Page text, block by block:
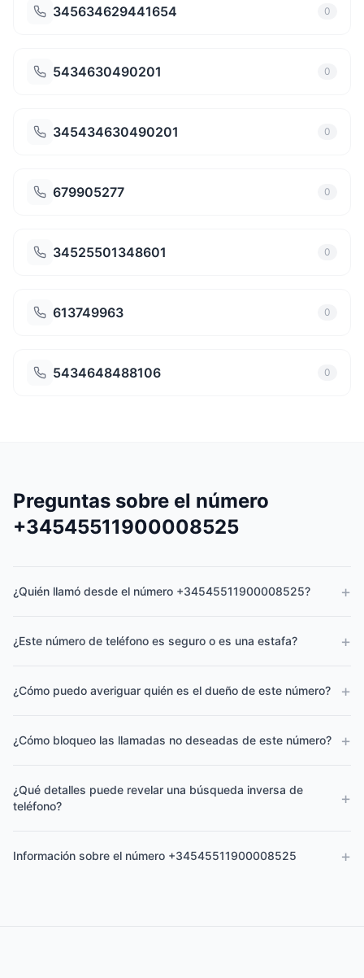
345634629441654 0
5434630490201 0
345434630490201 0
679905277 0
34525501348601 0
613749963 0
5434648488106 0
Preguntas sobre el número
+34545511900008525
¿Quién llamó desde el número +34545511900008525? +
¿Este número de teléfono es seguro o es una estafa? +
¿Cómo puedo averiguar quién es el dueño de este número? +
¿Cómo bloqueo las llamadas no deseadas de este número? +
¿Qué detalles puede revelar una búsqueda inversa de
teléfono?
+
Información sobre el número +34545511900008525 +